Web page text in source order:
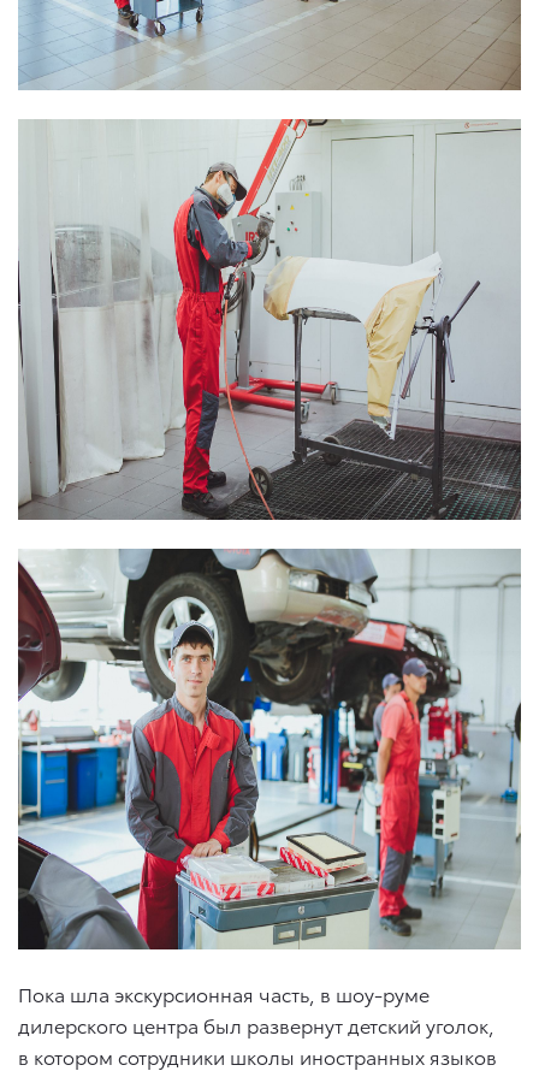
Пока шла экскурсионная часть, в шоу-руме
дилерского центра был развернут детский уголок,
в котором сотрудники школы иностранных языков